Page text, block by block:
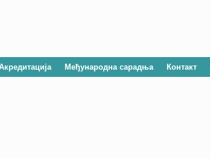
Међународна сарадња Контакт